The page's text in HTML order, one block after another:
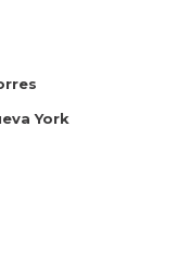
York